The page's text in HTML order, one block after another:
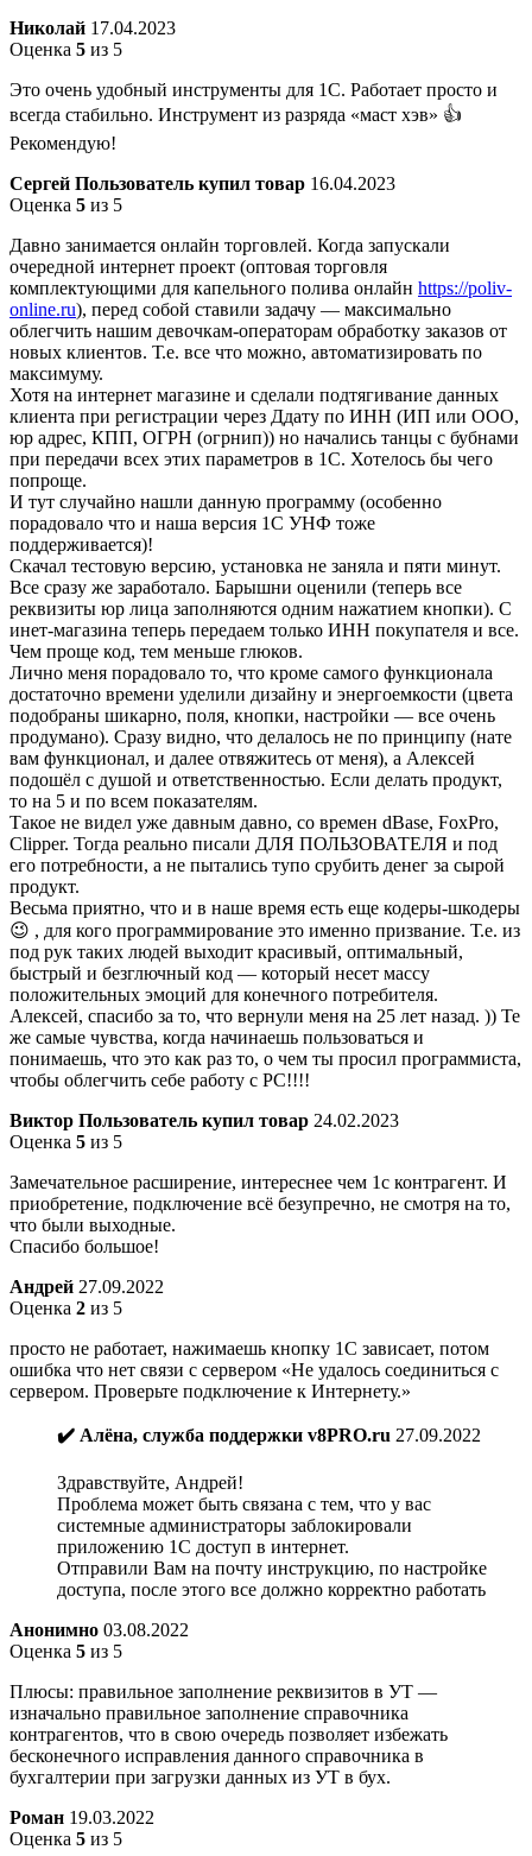
Николай 17.04.2023
Оценка 5 из 5
Это очень удобный инструменты для 1С. Работает просто и
всегда стабильно. Инструмент из разряда «маст хэв» 👍
Рекомендую!
Сергей Пользователь купил товар 16.04.2023
Оценка 5 из 5
Давно занимается онлайн торговлей. Когда запускали
очередной интернет проект (оптовая торговля
комплектующими для капельного полива онлайн https://poliv-
online.ru), перед собой ставили задачу — максимально
облегчить нашим девочкам-операторам обработку заказов от
новых клиентов. Т.е. все что можно, автоматизировать по
максимуму.
Хотя на интернет магазине и сделали подтягивание данных
клиента при регистрации через Ддату по ИНН (ИП или ООО,
юр адрес, КПП, ОГРН (огрнип)) но начались танцы с бубнами
при передачи всех этих параметров в 1С. Хотелось бы чего
попроще.
И тут случайно нашли данную программу (особенно
порадовало что и наша версия 1С УНФ тоже
поддерживается)!
Скачал тестовую версию, установка не заняла и пяти минут.
Все сразу же заработало. Барышни оценили (теперь все
реквизиты юр лица заполняются одним нажатием кнопки). С
инет-магазина теперь передаем только ИНН покупателя и все.
Чем проще код, тем меньше глюков.
Лично меня порадовало то, что кроме самого функционала
достаточно времени уделили дизайну и энергоемкости (цвета
подобраны шикарно, поля, кнопки, настройки — все очень
продумано). Сразу видно, что делалось не по принципу (нате
вам функционал, и далее отвяжитесь от меня), а Алексей
подошёл с душой и ответственностью. Если делать продукт,
то на 5 и по всем показателям.
Такое не видел уже давным давно, со времен dBase, FoxPro,
Clipper. Тогда реально писали ДЛЯ ПОЛЬЗОВАТЕЛЯ и под
его потребности, а не пытались тупо срубить денег за сырой
продукт.
Весьма приятно, что и в наше время есть еще кодеры-шкодеры
😉 , для кого программирование это именно призвание. Т.е. из
под рук таких людей выходит красивый, оптимальный,
быстрый и безглючный код — который несет массу
положительных эмоций для конечного потребителя.
Алексей, спасибо за то, что вернули меня на 25 лет назад. )) Те
же самые чувства, когда начинаешь пользоваться и
понимаешь, что это как раз то, о чем ты просил программиста,
чтобы облегчить себе работу с РС!!!!
Виктор Пользователь купил товар 24.02.2023
Оценка 5 из 5
Замечательное расширение, интереснее чем 1с контрагент. И
приобретение, подключение всё безупречно, не смотря на то,
что были выходные.
Спасибо большое!
Андрей 27.09.2022
Оценка 2 из 5
просто не работает, нажимаешь кнопку 1С зависает, потом
ошибка что нет связи с сервером «Не удалось соединиться с
сервером. Проверьте подключение к Интернету.»
✔️ Алёна, служба поддержки v8PRO.ru 27.09.2022
Здравствуйте, Андрей!
Проблема может быть связана с тем, что у вас
системные администраторы заблокировали
приложению 1С доступ в интернет.
Отправили Вам на почту инструкцию, по настройке
доступа, после этого все должно корректно работать
Анонимно 03.08.2022
Оценка 5 из 5
Плюсы: правильное заполнение реквизитов в УТ —
изначально правильное заполнение справочника
контрагентов, что в свою очередь позволяет избежать
бесконечного исправления данного справочника в
бухгалтерии при загрузки данных из УТ в бух.
Роман 19.03.2022
Оценка 5 из 5